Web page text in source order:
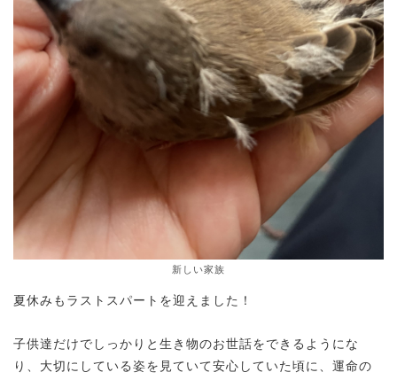
新しい家族
夏休みもラストスパートを迎えました！
子供達だけでしっかりと生き物のお世話をできるようにな
り、大切にしている姿を見ていて安心していた頃に、運命の